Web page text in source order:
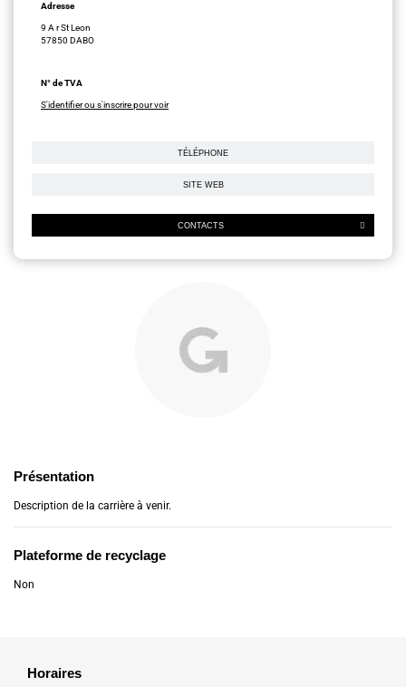
Adresse
9 A r St Leon
57850 DABO
N° de TVA
S'identifier ou s'inscrire pour voir
TÉLÉPHONE
SITE WEB
CONTACTS
Présentation
Description de la carrière à venir.
Plateforme de recyclage
Non
Horaires